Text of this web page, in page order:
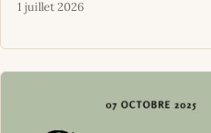
1 juillet 2026